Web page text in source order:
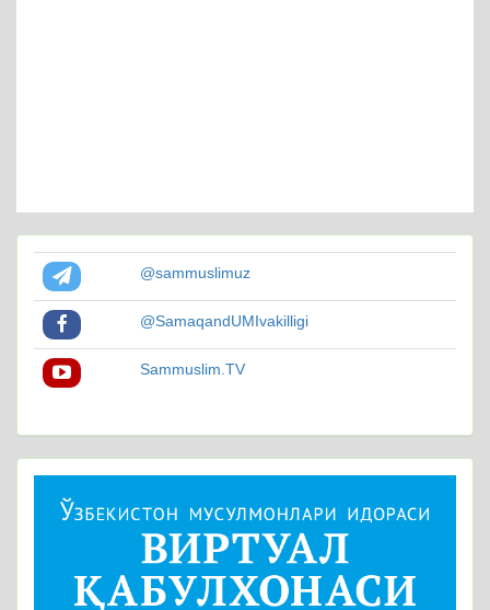
@sammuslimuz
@SamaqandUMIvakilligi
Sammuslim.TV